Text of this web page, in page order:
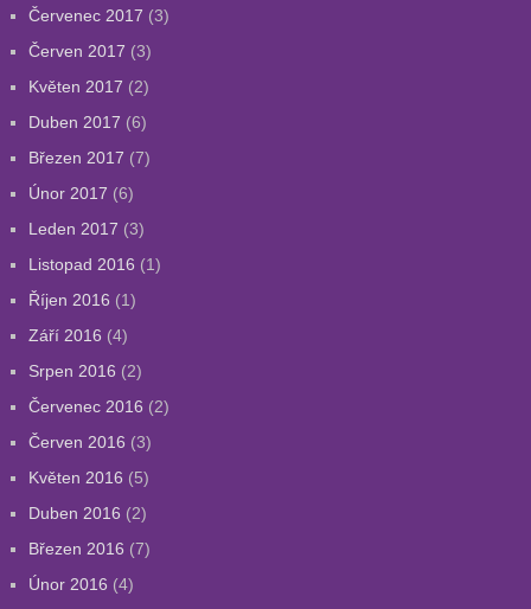
Červenec 2017 (3)
Červen 2017 (3)
Květen 2017 (2)
Duben 2017 (6)
Březen 2017 (7)
Únor 2017 (6)
Leden 2017 (3)
Listopad 2016 (1)
Říjen 2016 (1)
Září 2016 (4)
Srpen 2016 (2)
Červenec 2016 (2)
Červen 2016 (3)
Květen 2016 (5)
Duben 2016 (2)
Březen 2016 (7)
Únor 2016 (4)